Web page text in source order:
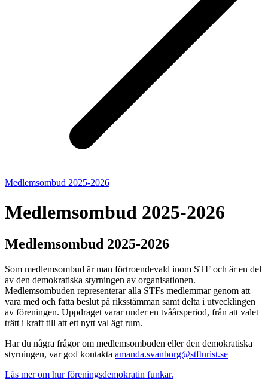
Medlemsombud 2025-2026
Medlemsombud 2025-2026
Medlemsombud 2025-2026
Som medlemsombud är man förtroendevald inom STF och är en del
av den demokratiska styrningen av organisationen.
Medlemsombuden representerar alla STFs medlemmar genom att
vara med och fatta beslut på riksstämman samt delta i utvecklingen
av föreningen. Uppdraget varar under en tvåårsperiod, från att valet
trätt i kraft till att ett nytt val ägt rum.
Har du några frågor om medlemsombuden eller den demokratiska
styrningen, var god kontakta amanda.svanborg@stfturist.se
Läs mer om hur föreningsdemokratin funkar.